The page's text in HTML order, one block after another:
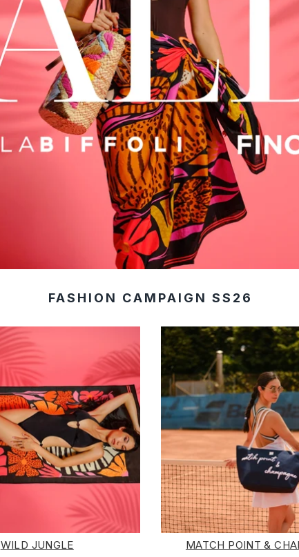
FASHION CAMPAIGN SS26
WILD JUNGLE MATCH POINT &